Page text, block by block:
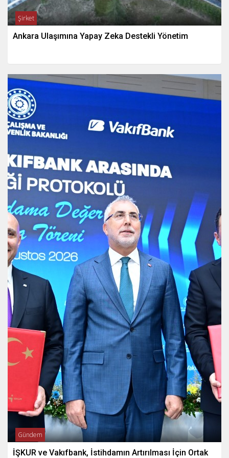
Şirket
Ankara Ulaşımına Yapay Zeka Destekli Yönetim
Gündem
İŞKUR ve Vakıfbank, İstihdamın Artırılması İçin Ortak